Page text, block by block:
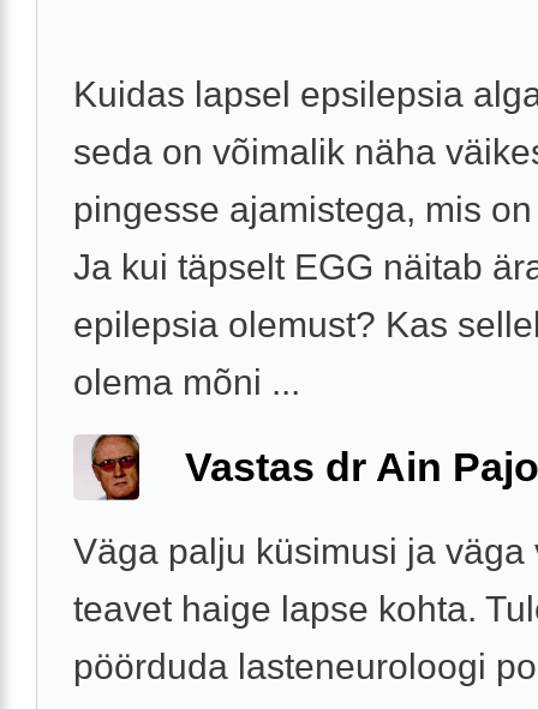
Kuidas lapsel epsilepsia
seda on võimalik näha
pingesse ajamistega, mis
Ja kui täpselt EGG näitab
epilepsia olemust? Kas
olema mõni ...
Vastas dr Ain
Väga palju küsimusi ja väga
teavet haige lapse kohta.
pöörduda lasteneuroloogi